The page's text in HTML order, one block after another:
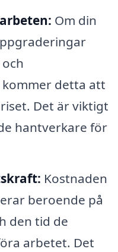
Om din
detta att
Det är viktigt
hantverkare för
Kostnaden
beroende på
den tid de
arbetet. Det